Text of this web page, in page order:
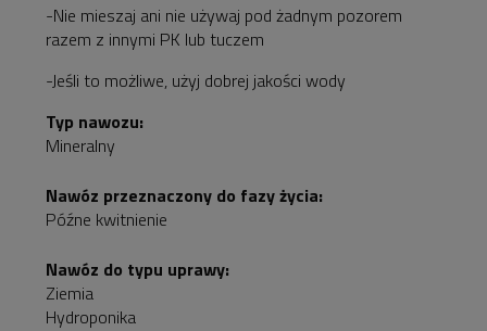
-Nie mieszaj ani nie używaj pod żadnym pozorem
razem z innymi PK lub tuczem
-Jeśli to możliwe, użyj dobrej jakości wody
Typ nawozu:
Mineralny
Nawóz przeznaczony do fazy życia:
Późne kwitnienie
Nawóz do typu uprawy:
Ziemia
Hydroponika